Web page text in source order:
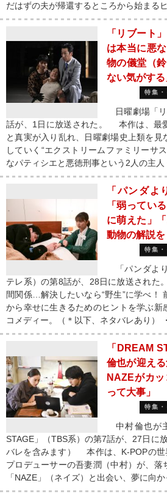
だはずの夫が帰還するところから始まる
「リブート
は本当に悪
物の儀堂（
ない気がする
特集
日曜劇場「
話が、1日に放送された。 本作は、最
と真実が入り乱れ、日曜劇場史上類を見
していく“エクストリームファミリーサ
なパティシエと悪徳刑事という2人の主人
「パンダよ
「弱ってい
に萌えた」
動物の解説を
特集
「パンダよ
テレ系）の第8話が、28日に放送され
間関係…解決したいなら“野生”に学べ！
から幸せに生きるためのヒントを学ぶ新
コメディー。（＊以下、ネタバレあり）
「DREAM
倫也が迎え
NAZEがカ
って大事」
特集
中村倫也が
STAGE」（TBS系）の第7話が、27日に
バレを含みます） 本作は、K-POPの世
プロデューサーの吾妻潤（中村）が、落
「NAZE」（ネイズ）と出会い、夢に向か